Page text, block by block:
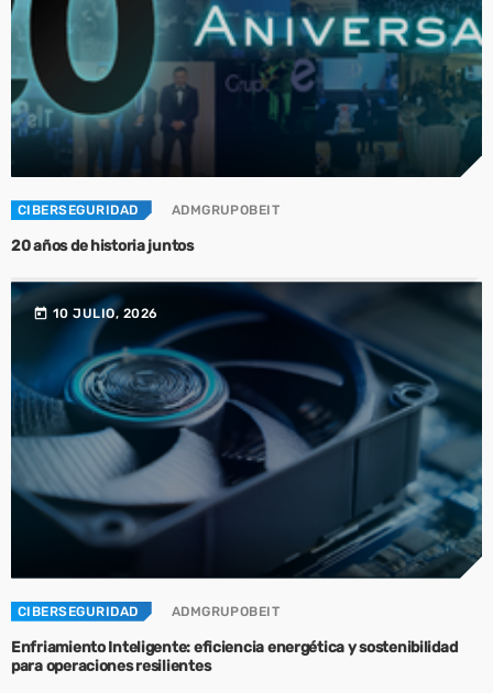
CIBERSEGURIDAD ADMGRUPOBEIT
20 años de historia juntos
today 10 JULIO, 2026
CIBERSEGURIDAD ADMGRUPOBEIT
Enfriamiento Inteligente: eficiencia energética y sostenibilidad
para operaciones resilientes